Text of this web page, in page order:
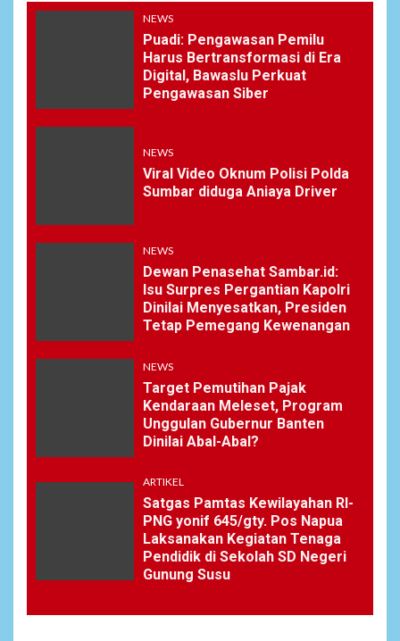
NEWS
Puadi: Pengawasan Pemilu
Harus Bertransformasi di Era
Digital, Bawaslu Perkuat
Pengawasan Siber
NEWS
Viral Video Oknum Polisi Polda
Sumbar diduga Aniaya Driver
NEWS
Dewan Penasehat Sambar.id:
Isu Surpres Pergantian Kapolri
Dinilai Menyesatkan, Presiden
Tetap Pemegang Kewenangan
NEWS
Target Pemutihan Pajak
Kendaraan Meleset, Program
Unggulan Gubernur Banten
Dinilai Abal-Abal?
ARTIKEL
Satgas Pamtas Kewilayahan RI-
PNG yonif 645/gty. Pos Napua
Laksanakan Kegiatan Tenaga
Pendidik di Sekolah SD Negeri
Gunung Susu